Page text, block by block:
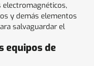
y demás elementos
salvaguardar el
equipos de